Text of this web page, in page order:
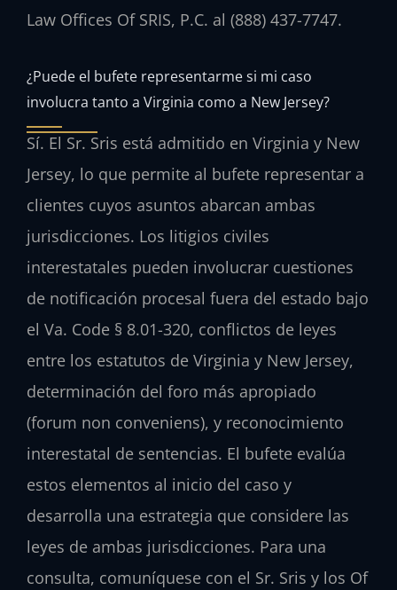
Law Offices Of SRIS, P.C. al (888) 437-7747.
¿Puede el bufete representarme si mi caso
involucra tanto a Virginia como a New Jersey?
Sí. El Sr. Sris está admitido en Virginia y New
Jersey, lo que permite al bufete representar a
clientes cuyos asuntos abarcan ambas
jurisdicciones. Los litigios civiles
interestatales pueden involucrar cuestiones
de notificación procesal fuera del estado bajo
el Va. Code § 8.01-320, conflictos de leyes
entre los estatutos de Virginia y New Jersey,
determinación del foro más apropiado
(forum non conveniens), y reconocimiento
interestatal de sentencias. El bufete evalúa
estos elementos al inicio del caso y
desarrolla una estrategia que considere las
leyes de ambas jurisdicciones. Para una
consulta, comuníquese con el Sr. Sris y los Of